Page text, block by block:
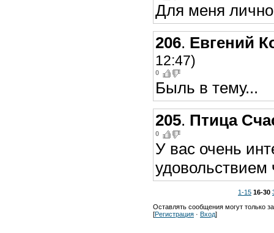
Для меня
206. Евгений
12:47)
0
Быль в тему...
205. Птица
0
У вас очень
удовольствием
1-15 16-30
Оставлять сообщения могут только
[Регистрация · Вход]